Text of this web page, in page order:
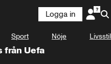
Logga in
Sport Nöje Livsstil
från Uefa